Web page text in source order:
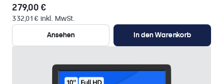
279,00 €
332,01 € inkl. MwSt.
Ansehen
In den Warenkorb